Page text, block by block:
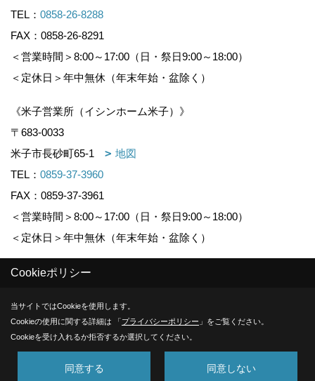
TEL： 0858-26-8288
FAX：0858-26-8291
＜営業時間＞8:00～17:00（日・祭日9:00～18:00）
＜定休日＞年中無休（年末年始・盆除く）
《米子営業所（イシンホーム米子）》
〒683-0033
米子市長砂町65-1
地図
TEL： 0859-37-3960
FAX：0859-37-3961
＜営業時間＞8:00～17:00（日・祭日9:00～18:00）
＜定休日＞年中無休（年末年始・盆除く）
Produced byゴデスクリエイト
Cookieポリシー
当サイトではCookieを使用します。
Cookieの使用に関する詳細は 「プライバシーポリシー 」をご覧ください。
Cookieを受け入れるか拒否するか選択してください。
同意する 同意しない